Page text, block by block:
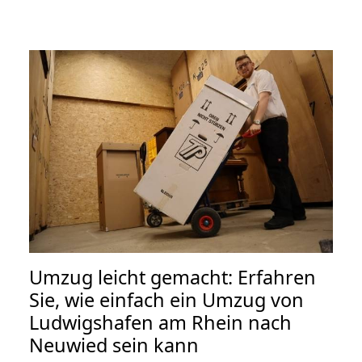
Umzug leicht gemacht: Erfahren
Sie, wie einfach ein Umzug von
Ludwigshafen am Rhein nach
Neuwied sein kann